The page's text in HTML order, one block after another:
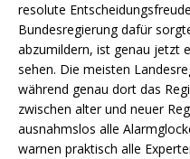
resolute
Bundesregierung dafür
abzumildern, ist genau jetzt
sehen. Die meisten
während genau dort das
zwischen alter und neuer
ausnahmslos alle
warnen praktisch alle